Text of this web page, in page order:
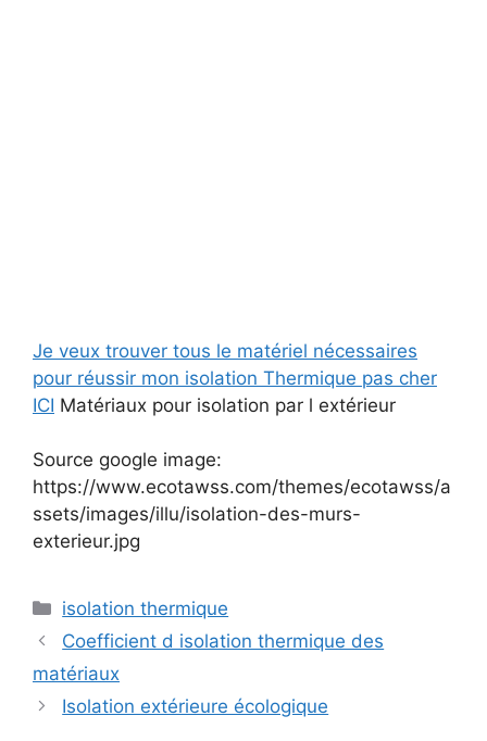
Je veux trouver tous le matériel nécessaires
pour réussir mon isolation Thermique pas cher
ICI Matériaux pour isolation par l extérieur
Source google image:
https://www.ecotawss.com/themes/ecotawss/a
ssets/images/illu/isolation-des-murs-
exterieur.jpg
Catégories
isolation thermique
Coefficient d isolation thermique des
matériaux
Isolation extérieure écologique